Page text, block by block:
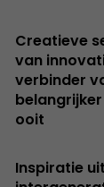
Creatieve
van
verbinder
ooit
Inspiratie